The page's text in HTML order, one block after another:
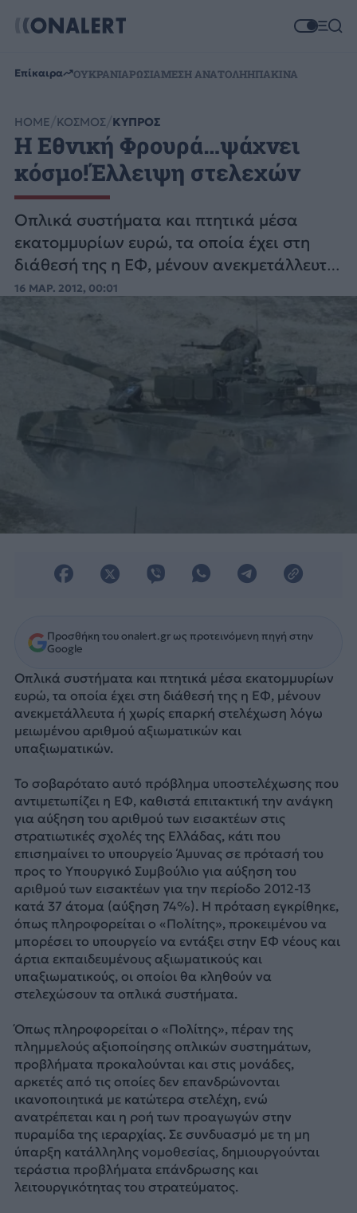
Επίκαιρα ΟΥΚΡΑΝΙΑΡΩΣΙΑΜΕΣΗ ΑΝΑΤΟΛΗΗΠΑΚΙΝΑ
HOME ΚΟΣΜΟΣ ΚΥΠΡΟΣ
Η Εθνική Φρουρά…ψάχνει
κόσμο!Έλλειψη στελεχών
Οπλικά συστήματα και πτητικά μέσα
εκατομμυρίων ευρώ, τα οποία έχει στη
διάθεσή της η ΕΦ, μένουν ανεκμετάλλευτα
ή χωρίς επαρκή στελέχωση λόγω
μειωμένου αριθμού αξιωματικών και
υπαξιωματικών.
16 ΜΑΡ. 2012, 00:01
Προσθήκη του onalert.gr ως προτεινόμενη πηγή στην
Google
Οπλικά συστήματα και πτητικά μέσα εκατομμυρίων
ευρώ, τα οποία έχει στη διάθεσή της η ΕΦ, μένουν
ανεκμετάλλευτα ή χωρίς επαρκή στελέχωση λόγω
μειωμένου αριθμού αξιωματικών και
υπαξιωματικών.
Το σοβαρότατο αυτό πρόβλημα υποστελέχωσης που
αντιμετωπίζει η ΕΦ, καθιστά επιτακτική την ανάγκη
για αύξηση του αριθμού των εισακτέων στις
στρατιωτικές σχολές της Ελλάδας, κάτι που
επισημαίνει το υπουργείο Άμυνας σε πρότασή του
προς το Υπουργικό Συμβούλιο για αύξηση του
αριθμού των εισακτέων για την περίοδο 2012-13
κατά 37 άτομα (αύξηση 74%). Η πρόταση εγκρίθηκε,
όπως πληροφορείται ο «Πολίτης», προκειμένου να
μπορέσει το υπουργείο να εντάξει στην ΕΦ νέους και
άρτια εκπαιδευμένους αξιωματικούς και
υπαξιωματικούς, οι οποίοι θα κληθούν να
στελεχώσουν τα οπλικά συστήματα.
Όπως πληροφορείται ο «Πολίτης», πέραν της
πλημμελούς αξιοποίησης οπλικών συστημάτων,
προβλήματα προκαλούνται και στις μονάδες,
αρκετές από τις οποίες δεν επανδρώνονται
ικανοποιητικά με κατώτερα στελέχη, ενώ
ανατρέπεται και η ροή των προαγωγών στην
πυραμίδα της ιεραρχίας. Σε συνδυασμό με τη μη
ύπαρξη κατάλληλης νομοθεσίας, δημιουργούνται
τεράστια προβλήματα επάνδρωσης και
λειτουργικότητας του στρατεύματος.